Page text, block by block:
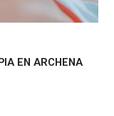
EN ARCHENA